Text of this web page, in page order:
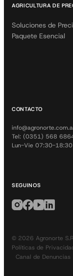
AGRICULTURA DE
Soluciones de
Paquete Esencial
CONTACTO
Tel: (0351) 568
Lun-Vie 07:30-18:30
SEGUINOS
© 2026 Agronorte
Políticas de
Canal de Denuncias